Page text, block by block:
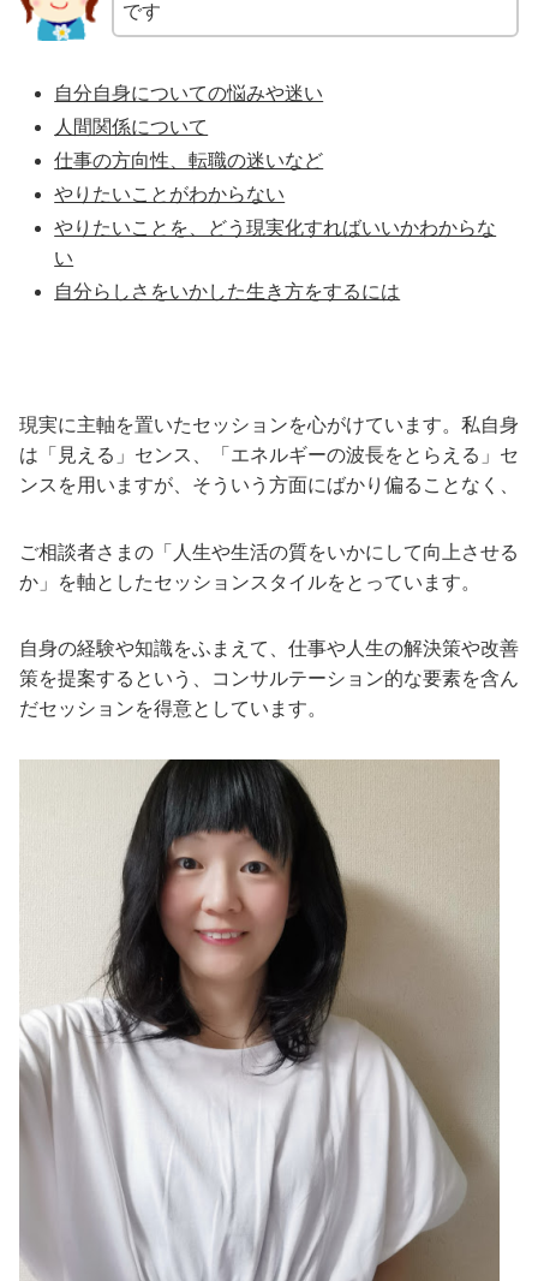
です
自分自身についての悩みや迷い
人間関係について
仕事の方向性、転職の迷いなど
やりたいことがわからない
やりたいことを、どう現実化すればいいかわからな
い
自分らしさをいかした生き方をするには
現実に主軸を置いたセッションを心がけています。私自身
は「見える」センス、「エネルギーの波長をとらえる」セ
ンスを用いますが、そういう方面にばかり偏ることなく、
ご相談者さまの「人生や生活の質をいかにして向上させる
か」を軸としたセッションスタイルをとっています。
自身の経験や知識をふまえて、仕事や人生の解決策や改善
策を提案するという、コンサルテーション的な要素を含ん
だセッションを得意としています。